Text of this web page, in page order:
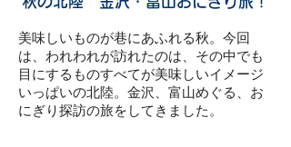
美味しいものが巷にあふれる秋。今回
は、われわれが訪れたのは、その中でも
目にするものすべてが美味しいイメージ
いっぱいの北陸。金沢、富山めぐる、お
にぎり探訪の旅をしてきました。